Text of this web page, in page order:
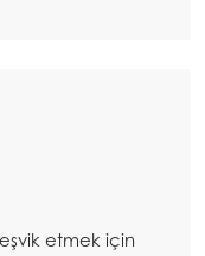
etmek için